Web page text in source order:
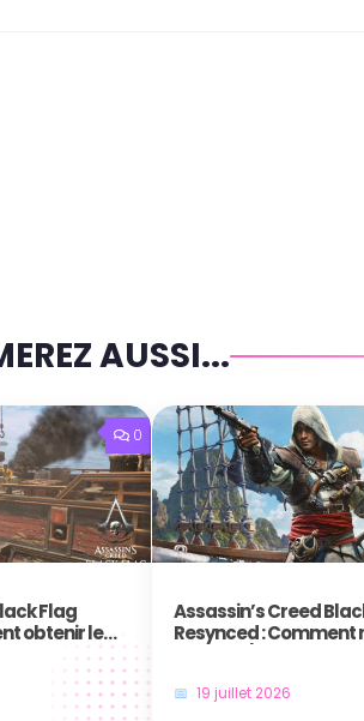
AUSSI...
0
Flag
obtenir le
par les
Assassin’s Creed
Resynced : Comment
19 juillet 2026